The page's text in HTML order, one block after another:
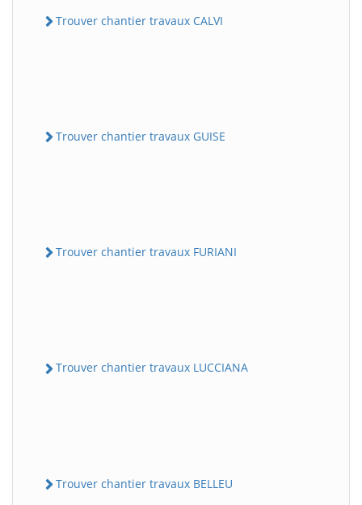
Trouver chantier travaux CALVI
Trouver chantier travaux GUISE
Trouver chantier travaux FURIANI
Trouver chantier travaux LUCCIANA
Trouver chantier travaux BELLEU